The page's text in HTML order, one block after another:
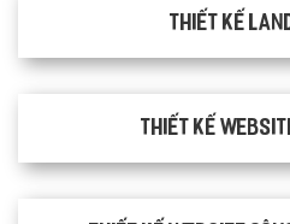
Thiết kế
Thiết kế